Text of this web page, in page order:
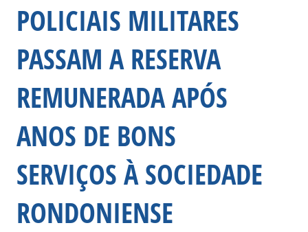
POLICIAIS MILITARES
PASSAM A RESERVA
REMUNERADA APÓS
ANOS DE BONS
SERVIÇOS À SOCIEDADE
RONDONIENSE